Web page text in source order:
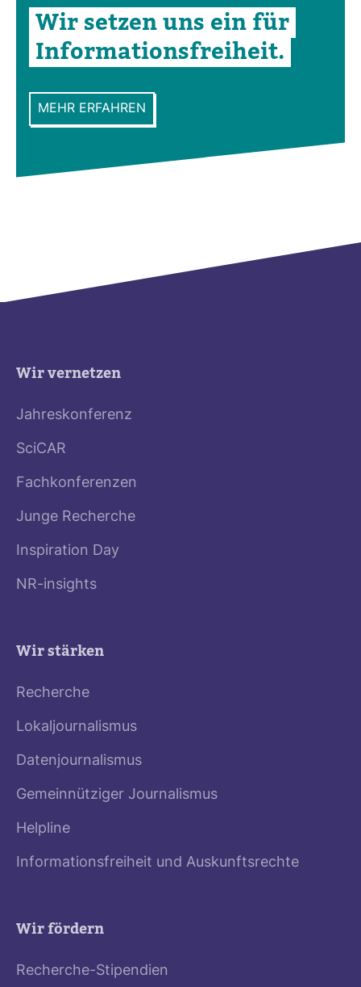
Wir setzen uns ein für
Infor­ma­ti­ons­frei­heit.
MEHR ERFAHREN
Wir vernetzen
Jahreskonferenz
SciCAR
Fachkonferenzen
Junge Recherche
Inspiration Day
NR-insights
Wir stärken
Recherche
Lokaljournalismus
Datenjournalismus
Gemeinnütziger Journalismus
Helpline
Informationsfreiheit und Auskunftsrechte
Wir fördern
Recherche-Stipendien